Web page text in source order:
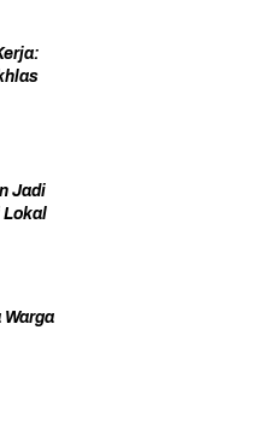
Jadi
Lokal
Warga